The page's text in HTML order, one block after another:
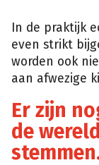
In de praktijk
even strikt
worden ook
aan afwezige
Er zijn
de